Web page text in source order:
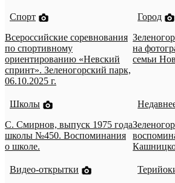
Спорт
Всероссийские соревнования
по спортивному
ориентированию «Невский
спринт». Зеленогорский парк,
06.10.2025 г.
Город
на
семьи
Школы
С. Смирнов, выпуск 1975 года
школы №450. Воспоминания
о школе.
Видео-открытки